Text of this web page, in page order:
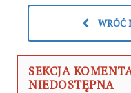
WRÓĆ
SEKCJA
NIEDOSTĘPNA